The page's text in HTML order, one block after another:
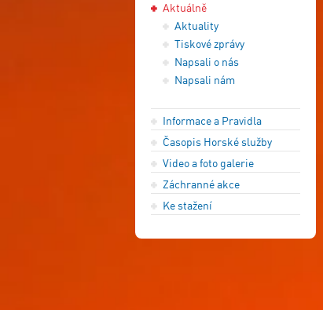
Aktuálně
Aktuality
Tiskové zprávy
Napsali o nás
Napsali nám
Informace a Pravidla
Časopis Horské služby
Video a foto galerie
Záchranné akce
Ke stažení